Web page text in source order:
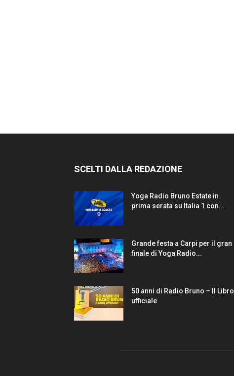
SCELTI DALLA REDAZIONE
Yoga Radio Bruno Estate in
prima serata su Italia 1 con...
Grande festa a Carpi per il gran
finale di Yoga Radio...
50 anni di Radio Bruno – Il Libro
ufficiale